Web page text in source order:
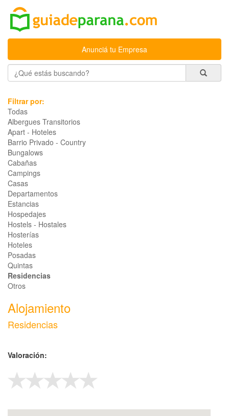
Anunciá tu Empresa
Filtrar por:
Todas
Albergues Transitorios
Apart - Hoteles
Barrio Privado - Country
Bungalows
Cabañas
Campings
Casas
Departamentos
Estancias
Hospedajes
Hostels - Hostales
Hosterías
Hoteles
Posadas
Quintas
Residencias
Otros
Alojamiento
Residencias
Valoración: